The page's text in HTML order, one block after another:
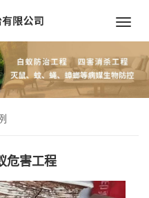
危害工程